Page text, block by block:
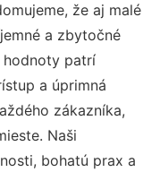
že aj malé
a zbytočné
hodnoty patrí
a úprimná
zákazníka,
Naši
bohatú prax a